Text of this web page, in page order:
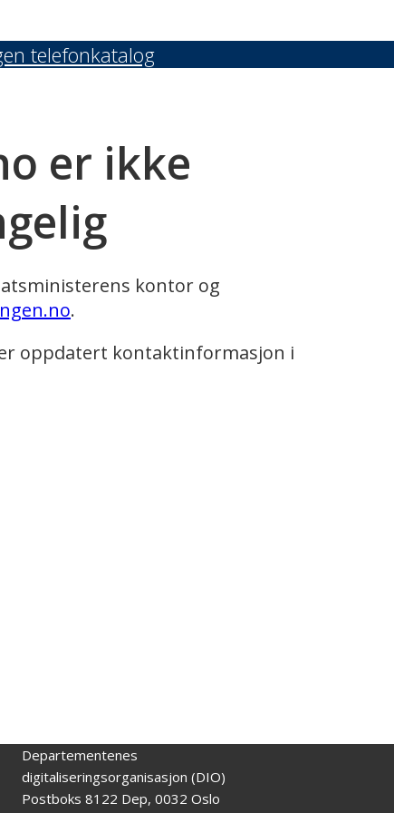
telefonkatalog
er ikke
kontor og
.
oppdatert kontaktinformasjon i
Departementenes
digitaliseringsorganisasjon (DIO)
Postboks 8122 Dep, 0032 Oslo